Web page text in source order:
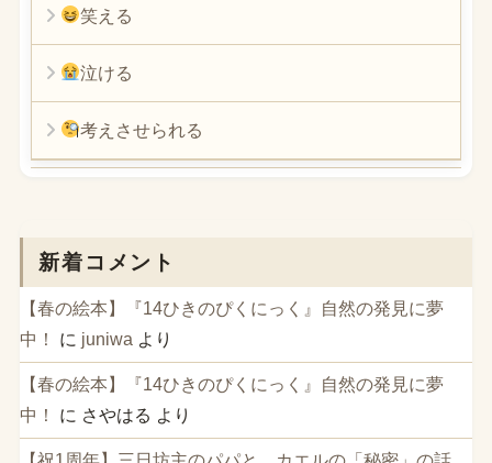
笑える
泣ける
考えさせられる
新着コメント
【春の絵本】『14ひきのぴくにっく』自然の発見に夢
中！
に juniwa より
【春の絵本】『14ひきのぴくにっく』自然の発見に夢
中！
に さやはる より